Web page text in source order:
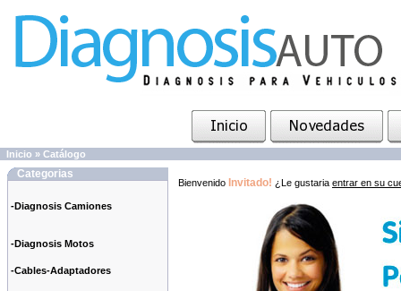
Inicio » Catálogo
Categorias
-Diagnosis Camiones
-Diagnosis Motos
-Cables-Adaptadores
Bienvenido Invitado! ¿Le gustaria entrar en su